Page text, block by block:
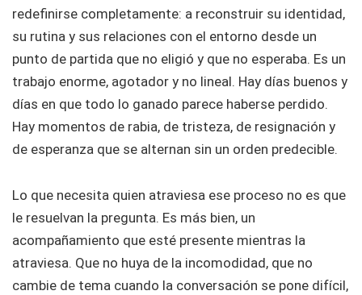
redefinirse completamente: a reconstruir su identidad,
su rutina y sus relaciones con el entorno desde un
punto de partida que no eligió y que no esperaba. Es un
trabajo enorme, agotador y no lineal. Hay días buenos y
días en que todo lo ganado parece haberse perdido.
Hay momentos de rabia, de tristeza, de resignación y
de esperanza que se alternan sin un orden predecible.
Lo que necesita quien atraviesa ese proceso no es que
le resuelvan la pregunta. Es más bien, un
acompañamiento que esté presente mientras la
atraviesa. Que no huya de la incomodidad, que no
cambie de tema cuando la conversación se pone difícil,